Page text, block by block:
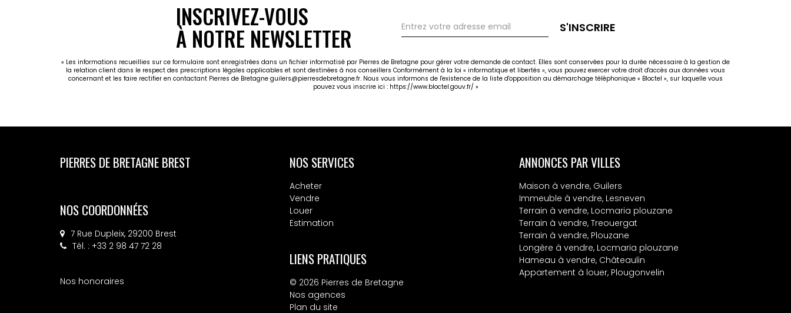
INSCRIVEZ-VOUS
À NOTRE NEWSLETTER S'INSCRIRE
« Les informations recueillies sur ce formulaire sont enregistrées dans un fichier informatisé par Pierres de Bretagne pour gérer votre demande de contact. Elles sont conservées pour la durée nécessaire à la gestion de
la relation client dans le respect des prescriptions légales applicables et sont destinées à nos conseillers Conformément à la loi « informatique et libertés », vous pouvez exercer votre droit d'accès aux données vous
concernant et les faire rectifier en contactant Pierres de Bretagne guilers@pierresdebretagne.fr. Nous vous informons de l'existence de la liste d'opposition au démarchage téléphonique « Bloctel », sur laquelle vous
pouvez vous inscrire ici : https://www.bloctel.gouv.fr/ »
PIERRES DE BRETAGNE GUILERS
NOS COORDONNÉES
30 rue Charles de Gaulle, 29820 GUILERS
Tél. : +33 2 98 36 40 20
Nos honoraires
NOS SERVICES
Acheter
Vendre
Louer
Estimation
LIENS PRATIQUES
© 2026 Pierres de Bretagne
Nos agences
Plan du site
ANNONCES PAR VILLES
Maison à vendre, Guilers
Immeuble à vendre, Lesneven
Terrain à vendre, Locmaria plouzane
Terrain à vendre, Treouergat
Terrain à vendre, Plouzane
Longère à vendre, Locmaria plouzane
Hameau à vendre, Châteaulin
Appartement à louer, Plougonvelin